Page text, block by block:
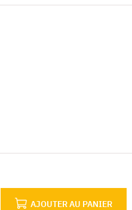
AJOUTER AU PANIER